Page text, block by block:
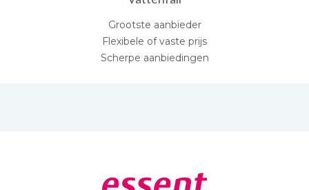
Grootste aanbieder
Flexibele of vaste prijs
Scherpe aanbiedingen